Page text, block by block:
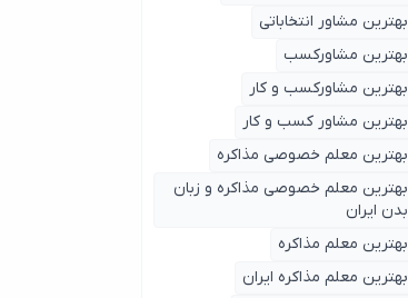
بهترین مشاور انتخاباتی
بهترین مشاورکسب
بهترین مشاورکسب و کار
بهترین مشاور کسب و کار
بهترین معلم خصوصی مذاکره
بهترین معلم خصوصی مذاکره و زبان
بدن ایران
بهترین معلم مذاکره
بهترین معلم مذاکره ایران